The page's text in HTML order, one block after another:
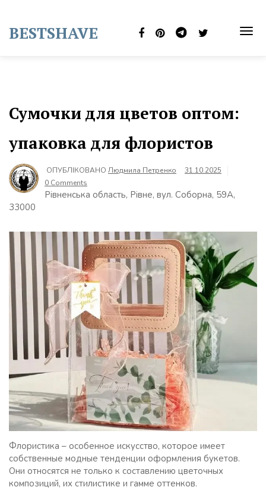
content
BESTSHAVE
Сумочки для цветов оптом:
упаковка для флористов
ОПУБЛІКОВАНО Людмила Петренко
31.10.2025
0 Comments
Рівненська область, Рівне, вул. Соборна, 59А,
33000
Флористика – особенное искусство, которое имеет
собственные модные тенденции оформления букетов.
Они относятся не только к составлению цветочных
композиций, их стилистике и гамме оттенков.